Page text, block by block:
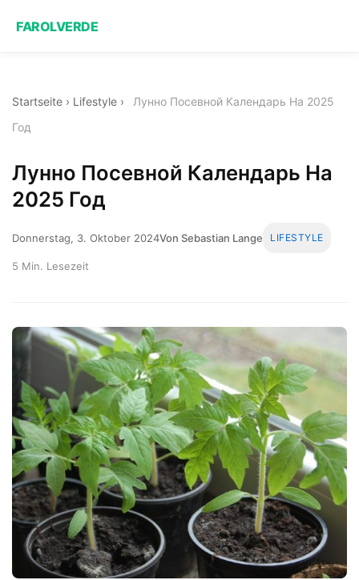
FAROLVERDE
Startseite › Lifestyle ›
Лунно Посевной Календарь На 2025
Год
Лунно Посевной Календарь На
2025 Год
Donnerstag, 3. Oktober 2024Von Sebastian Lange LIFESTYLE
5 Min. Lesezeit